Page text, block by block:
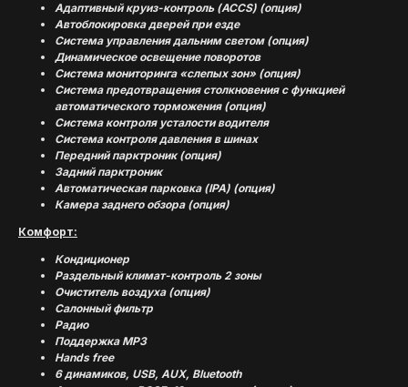
Адаптивный круиз-контроль (ACCS) (опция)
Автоблокировка дверей при езде
Система управления дальним светом (опция)
Динамическое освещение поворотов
Система мониторинга «слепых зон» (опция)
Система предотвращения столкновения с функцией
автоматического торможения (опция)
Система контроля усталости водителя
Система контроля давления в шинах
Передний парктроник (опция)
Задний парктроник
Автоматическая парковка (IPA) (опция)
Камера заднего обзора (опция)
Комфорт:
Кондиционер
Раздельный климат-контроль 2 зоны
Очиститель воздуха (опция)
Салонный фильтр
Радио
Поддержка MP3
Hands free
6 динамиков, USB, AUX, Bluetooth